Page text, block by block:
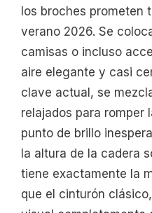
los broches prometen
verano 2026. Se
camisas o incluso
aire elegante y casi
clave actual, se
relajados para romper
punto de brillo
la altura de la cadera
tiene exactamente la
que el cinturón